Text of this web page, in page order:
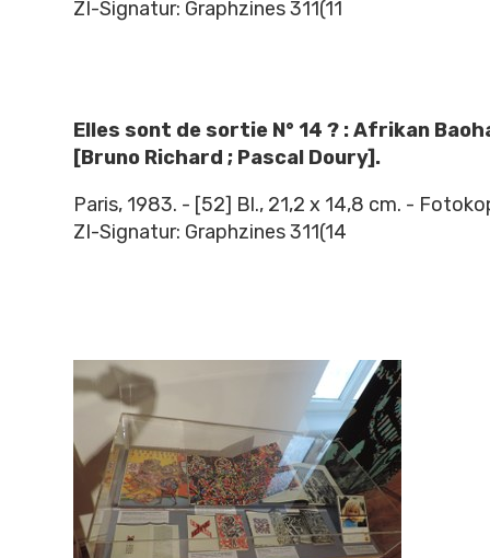
ZI-Signatur: Graphzines 311(11
Elles sont de sortie N° 14 ? : Afrikan
[Bruno Richard ; Pascal Doury].
Paris, 1983. - [52] Bl., 21,2 x 14,8 cm. -
ZI-Signatur: Graphzines 311(14